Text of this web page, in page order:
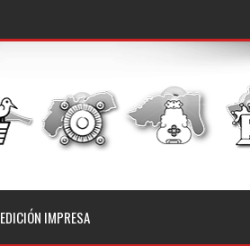
EDICIÓN IMPRESA